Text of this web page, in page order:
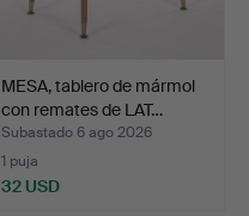
MESA, tablero de mármol
con remates de LAT…
Subastado 6 ago 2026
1 puja
32 USD